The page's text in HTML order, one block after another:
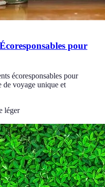
pour
écoresponsables pour
de voyage unique et
léger